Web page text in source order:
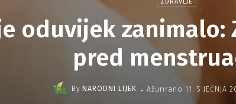
oduvijek
pred
By NARODNI LIJEK - Ažurirano 11. SIJEČNJA